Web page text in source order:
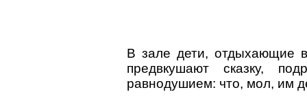
В зале дети, отдыхающие
предвкушают сказку,
равнодушием: что, мол, им